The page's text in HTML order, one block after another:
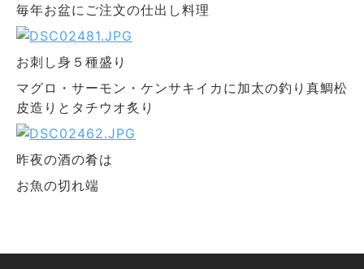
毎年お盆にご注文の仕出し料理
お刺し身５種盛り
マグロ・サーモン・ケンサキイカに加太の釣り真鯛松
皮造りとタチウオ炙り
昨夜の酒の肴は
お魚の切れ端